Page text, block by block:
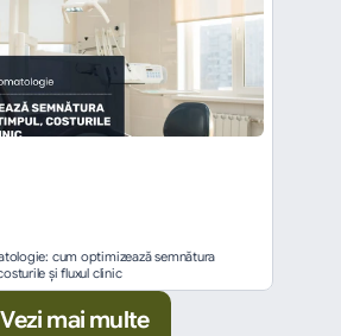
cum optimizează semnătura
și fluxul clinic
Vezi mai multe